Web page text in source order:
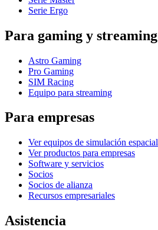
Serie Ergo
Para gaming y streaming
Astro Gaming
Pro Gaming
SIM Racing
Equipo para streaming
Para empresas
Ver equipos de simulación espacial
Ver productos para empresas
Software y servicios
Socios
Socios de alianza
Recursos empresariales
Asistencia